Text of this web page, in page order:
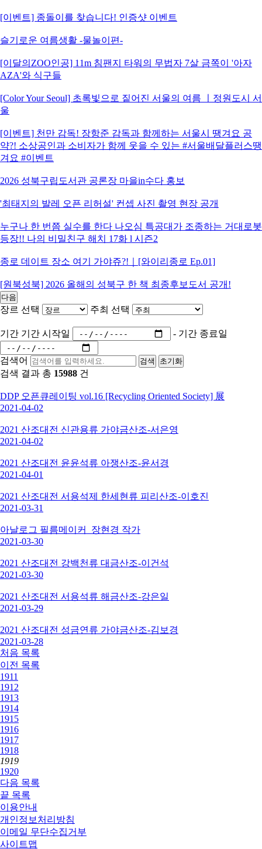
[이벤트] 종돌이를 찾습니다! 인증샷 이벤트
슬기로운 여름생활 -물놀이편-
[이달의ZOO인공] 11m 침팬지 타워의 무법자 7살 금쪽이 '아자
AZA'와 식구들
[Color Your Seoul] 초록빛으로 짙어진 서울의 여름 ㅣ정원도시 서
울
[이벤트] 천만 감독! 장항준 감독과 함께하는 서울시 땡겨요 공
약?! 소상공인과 소비자가 함께 웃을 수 있는 #서울배달플러스땡
겨요 #이벤트
2026 성북구립도서관 공론장 마을in수다 홍보
'최태지의 발레 오픈 리허설' 컨셉 사진 촬영 현장 공개
누구나 한 번쯤 실수를 한다 나오심 특공대가 조종하는 거대로봇
등장!! 나의 비밀친구 해치 17화 l 시즌2
종로 데이트 장소 여기 가야쥬?!｜[와이리종로 Ep.01]
[원북성북] 2026 올해의 성북구 한 책 최종후보도서 공개!
다음
장르 선택 주최 선택
기간 기간 시작일 - 기간 종료일
검색어 검색 초기화
검색 결과 총 15988 건
DDP 오픈큐레이팅 vol.16 [Recycling Oriented Society] 展
2021-04-02
2021 산조대전 신관용류 가야금산조-서은영
2021-04-02
2021 산조대전 윤윤석류 아쟁산조-윤서경
2021-04-01
2021 산조대전 서용석제 한세현류 피리산조-이호진
2021-03-31
아날로그 필름메이커_장현경 작가
2021-03-30
2021 산조대전 강백천류 대금산조-이건석
2021-03-30
2021 산조대전 서용석류 해금산조-강은일
2021-03-29
2021 산조대전 성금연류 가야금산조-김보경
2021-03-28
처음 목록
이전 목록
1911
1912
1913
1914
1915
1916
1917
1918
1919
1920
다음 목록
끝 목록
이용안내
개인정보처리방침
이메일 무단수집거부
사이트맵